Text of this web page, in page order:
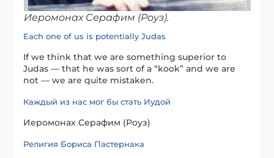
Иеромонах Серафим (Роуз).
Each one of us is potentially Judas
If we think that we are something superior to
Judas — that he was sort of a “kook” and we are
not — we are quite mistaken.
Каждый из нас мог бы стать Иудой
Иеромонах Серафим (Роуз)
Религия Бориса Пастернака